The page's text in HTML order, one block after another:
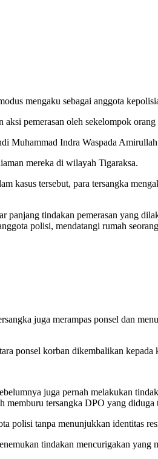
mengaku sebagai anggota
pemerasan oleh sekelompok
Muhammad Indra Waspada
mereka di wilayah Tigaraksa.
kasus tersebut, para tersangka
tindakan pemerasan yang
polisi, mendatangi rumah
juga merampas ponsel dan
ponsel korban dikembalikan kepada
juga pernah melakukan
memburu tersangka DPO yang diduga
polisi tanpa menunjukkan identitas
tindakan mencurigakan yang